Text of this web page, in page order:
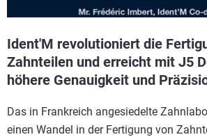
Ident'M revolutioniert die
Zahnteilen und erreicht mit J5
höhere Genauigkeit und
Das in Frankreich angesiedelte
einen Wandel in der Fertigung von